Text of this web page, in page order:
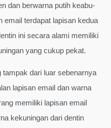
dan berwarna putih keabu-
email terdapat lapisan kedua
ini secara alami memiliki
yang cukup pekat.
dari luar sebenarnya
lapisan email dan warna
memiliki lapisan email
kekuningan dari dentin